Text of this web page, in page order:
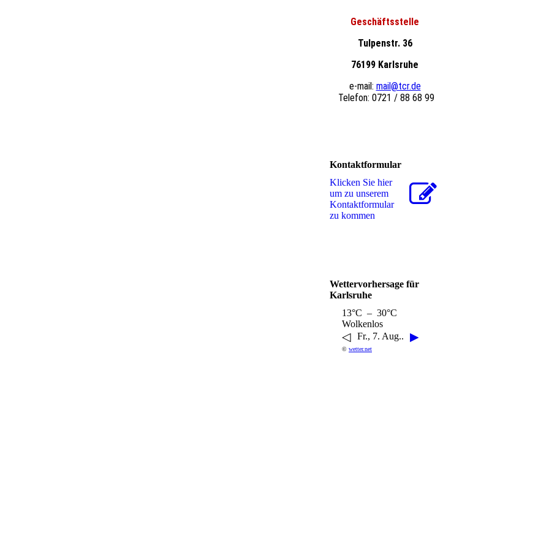
Geschäftsstelle
Tulpenstr. 36
76199 Karlsruhe
e-mail: mail@tcr.de
Telefon: 0721 / 88 68 99
Kontaktformular
Klicken Sie hier
um zu unserem
Kon­takt­for­mu­lar
zu kommen
Wettervorhersage für
Karlsruhe
13°C – 30°C
Wolkenlos
◁ Fr., 7. Aug.. ▶
© wetter.net